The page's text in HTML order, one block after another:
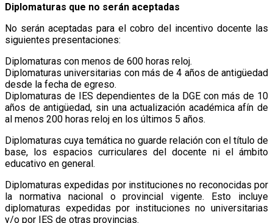
Diplomaturas que no serán aceptadas
No serán aceptadas para el cobro del incentivo docente las
siguientes presentaciones:
Diplomaturas con menos de 600 horas reloj.
Diplomaturas universitarias con más de 4 años de antigüedad
desde la fecha de egreso.
Diplomaturas de IES dependientes de la DGE con más de 10
años de antigüedad, sin una actualización académica afín de
al menos 200 horas reloj en los últimos 5 años.
Diplomaturas cuya temática no guarde relación con el título de
base, los espacios curriculares del docente ni el ámbito
educativo en general.
Diplomaturas expedidas por instituciones no reconocidas por
la normativa nacional o provincial vigente. Esto incluye
diplomaturas expedidas por instituciones no universitarias
y/o por IES de otras provincias.